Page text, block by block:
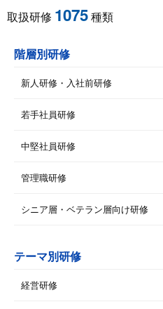
取扱研修 1075種類
階層別研修
新人研修・入社前研修
若手社員研修
中堅社員研修
管理職研修
シニア層・ベテラン層向け研修
テーマ別研修
経営研修